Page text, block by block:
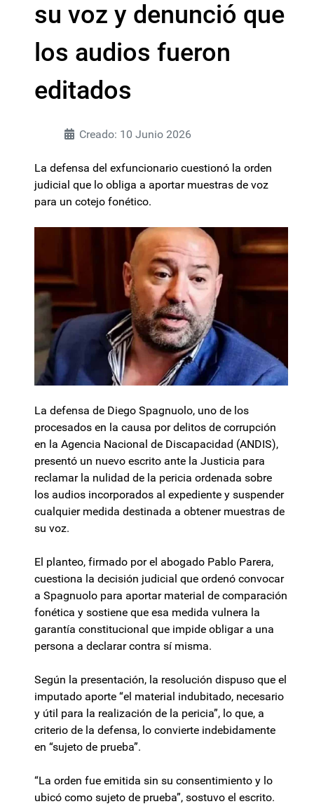
su voz y denunció que
los audios fueron
editados
Creado: 10 Junio 2026
La defensa del exfuncionario cuestionó la orden
judicial que lo obliga a aportar muestras de voz
para un cotejo fonético.
La defensa de Diego Spagnuolo, uno de los
procesados en la causa por delitos de corrupción
en la Agencia Nacional de Discapacidad (ANDIS),
presentó un nuevo escrito ante la Justicia para
reclamar la nulidad de la pericia ordenada sobre
los audios incorporados al expediente y suspender
cualquier medida destinada a obtener muestras de
su voz.
El planteo, firmado por el abogado Pablo Parera,
cuestiona la decisión judicial que ordenó convocar
a Spagnuolo para aportar material de comparación
fonética y sostiene que esa medida vulnera la
garantía constitucional que impide obligar a una
persona a declarar contra sí misma.
Según la presentación, la resolución dispuso que el
imputado aporte “el material indubitado, necesario
y útil para la realización de la pericia”, lo que, a
criterio de la defensa, lo convierte indebidamente
en “sujeto de prueba”.
“La orden fue emitida sin su consentimiento y lo
ubicó como sujeto de prueba”, sostuvo el escrito.